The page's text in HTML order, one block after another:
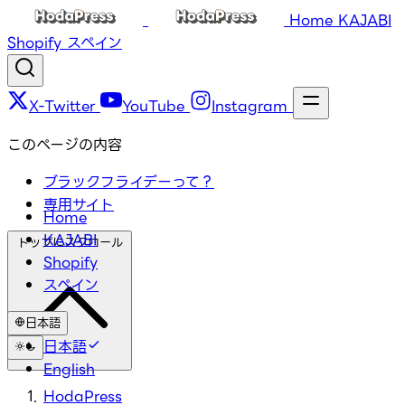
Home KAJABI
Shopify スペイン
X-Twitter YouTube Instagram
Home
KAJABI
Shopify
スペイン
日本語
日本語
English
このページの内容
ブラックフライデーって？
専用サイト
トップにスクロール
HodaPress